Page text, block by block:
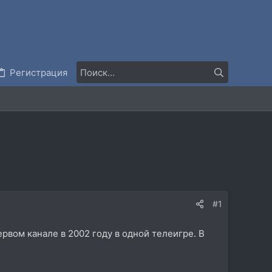
Регистрация
#1
канале в 2002 году в одной телеигре. В